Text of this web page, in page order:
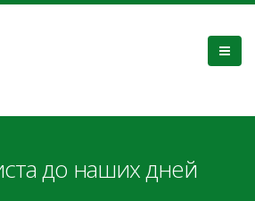
до наших дней